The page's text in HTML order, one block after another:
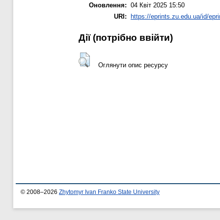
Оновлення: 04 Квіт 2025 15:50
URI:
https://eprints.zu.edu.ua/id/
Дії ​​(потрібно ввійти)
Оглянути опис ресурсу
© 2008–2026 Zhytomyr Ivan Franko State University